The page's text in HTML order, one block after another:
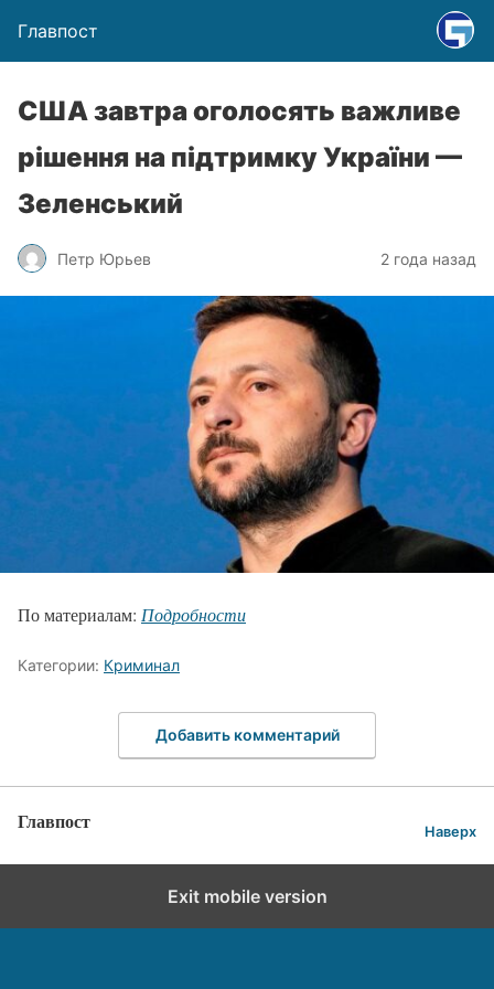
Главпост
США завтра оголосять важливе
рішення на підтримку України —
Зеленський
Петр Юрьев 2 года назад
По материалам: Подробности
Категории: Криминал
Добавить комментарий
Главпост Наверх
Exit mobile version